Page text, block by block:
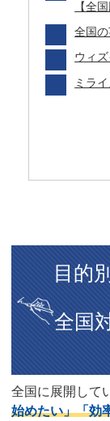
【全国
全国
ウィ
ミラ
目的
全国
全国に展開して
始めたい」「効